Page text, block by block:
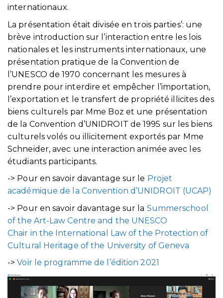
internationaux.
La présentation était divisée en trois parties’: une
brève introduction sur l’interaction entre les lois
nationales et les instruments internationaux, une
présentation pratique de la Convention de
l’UNESCO de 1970 concernant les mesures à
prendre pour interdire et empêcher l’importation,
l’exportation et le transfert de propriété illicites des
biens culturels par Mme Boz et une présentation
de la Convention d’UNIDROIT de 1995 sur les biens
culturels volés ou illicitement exportés par Mme
Schneider, avec une interaction animée avec les
étudiants participants.
-> Pour en savoir davantage sur le Projet
académique de la Convention d’UNIDROIT (UCAP)
-> Pour en savoir davantage sur la Summerschool
of the Art-Law Centre and the UNESCO
Chair in the International Law of the Protection of
Cultural Heritage of the University of Geneva
->Voir le programme de l’édition 2021